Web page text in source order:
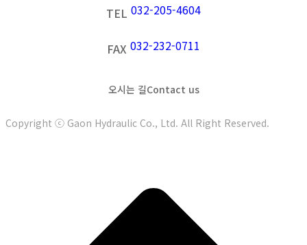
TEL 032-205-4604
FAX 032-232-0711
오시는 길Contact us
Copyright ⓒ Gaon Hydraulic Co., Ltd. All Right Reserved.